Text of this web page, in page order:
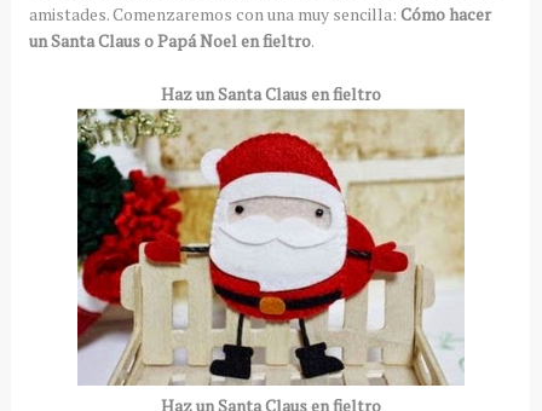
amistades. Comenzaremos con una muy sencilla: Cómo hacer
un Santa Claus o Papá Noel en fieltro.
Haz un Santa Claus en fieltro
Haz un Santa Claus en fieltro